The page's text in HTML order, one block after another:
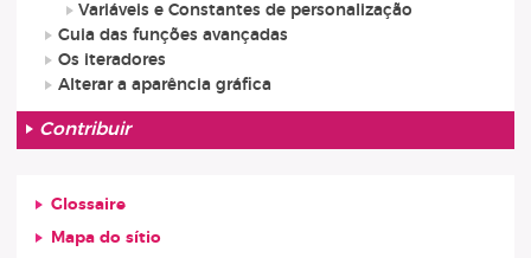
Variáveis e Constantes de personalização
Guia das funções avançadas
Os iteradores
Alterar a aparência gráfica
Contribuir
Glossaire
Mapa do sítio